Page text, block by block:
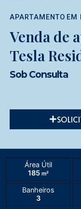
APARTAMENTO EM
Venda de
Tesla
Sob Consulta
Área Útil
185m²
Banheiros
3